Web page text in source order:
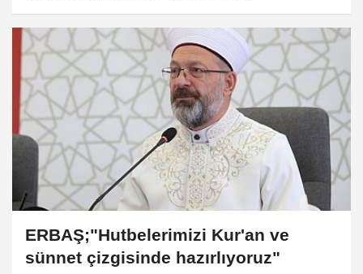
ERBAŞ;"Hutbelerimizi Kur'an ve
sünnet çizgisinde hazırlıyoruz"